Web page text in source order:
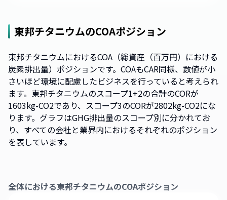
東邦チタニウムのCOAポジション
東邦チタニウムにおけるCOA（総資産（百万円）における
炭素排出量）ポジションです。COAもCAR同様、数値が小
さいほど環境に配慮したビジネスを行っていると考えられ
ます。東邦チタニウムのスコープ1+2の合計のCORが
1603kg-CO2であり、スコープ3のCORが2802kg-CO2にな
ります。グラフはGHG排出量のスコープ別に分かれてお
り、すべての会社と業界内におけるそれぞれのポジション
を表しています。
全体における東邦チタニウムのCOAポジション